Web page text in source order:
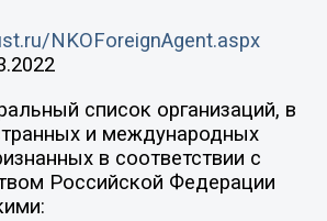
NKOForeignAgent.aspx
список организаций, в
и международных
в соответствии с
Российской Федерации